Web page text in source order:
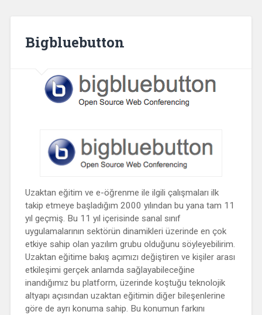
Bigbluebutton
Uzaktan eğitim ve e-öğrenme ile ilgili çalışmaları ilk
takip etmeye başladığım 2000 yılından bu yana tam 11
yıl geçmiş. Bu 11 yıl içerisinde sanal sınıf
uygulamalarının sektörün dinamikleri üzerinde en çok
etkiye sahip olan yazılım grubu olduğunu söyleyebilirim.
Uzaktan eğitime bakış açımızı değiştiren ve kişiler arası
etkileşimi gerçek anlamda sağlayabileceğine
inandığımız bu platform, üzerinde koştuğu teknolojik
altyapı açısından uzaktan eğitimin diğer bileşenlerine
göre de ayrı konuma sahip. Bu konumun farkını